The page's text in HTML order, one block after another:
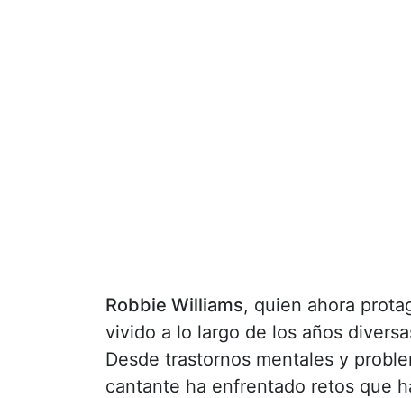
Robbie Williams, quien ahora
vivido a lo largo de los años
Desde trastornos mentales y
cantante ha enfrentado retos que